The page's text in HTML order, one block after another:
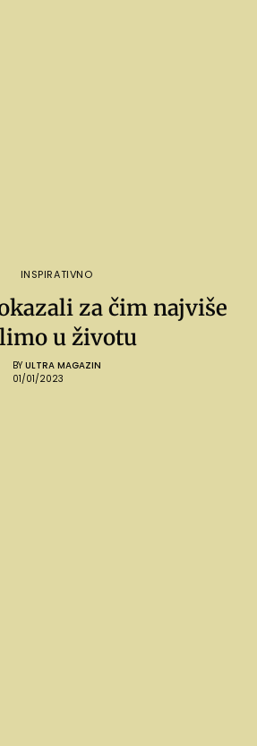
INSPIRATIVNO
za čim najviše
u životu
BY ULTRA MAGAZIN
01/01/2023